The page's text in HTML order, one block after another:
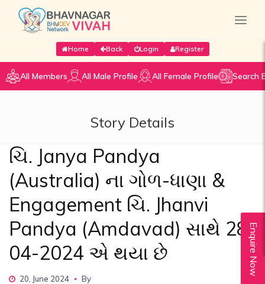
Home Back Login Register
All Members All Male Profile All Female Profile Search
Story Details
ચિ. Janya Pandya
(Australia) ના ગોળ-ધાણા &
Engagement ચિ. Jhanvi
Pandya (Amdavad) સાથે 28-
04-2024 એ થયા છે
20, June 2024 By
Enquire Now